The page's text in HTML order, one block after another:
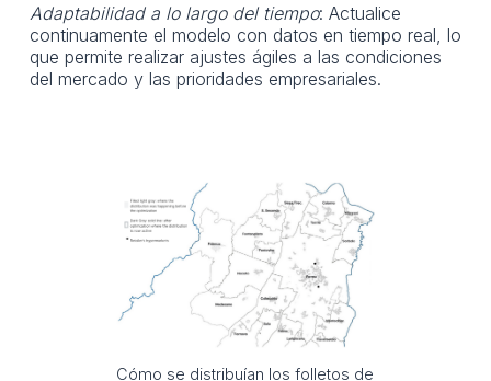
Adaptabilidad a lo largo del tiempo: Actualice
continuamente el modelo con datos en tiempo real, lo
que permite realizar ajustes ágiles a las condiciones
del mercado y las prioridades empresariales.
Cómo se distribuían los folletos de